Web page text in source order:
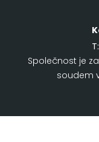
T:
Společnost je
soudem